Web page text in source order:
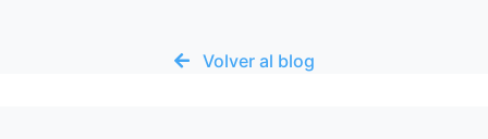
Volver al blog